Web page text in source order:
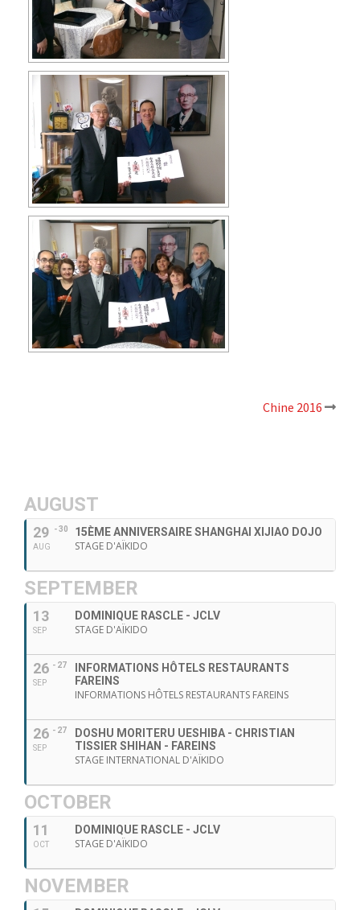
Chine 2016
AUGUST
29
AUG
- 30 15ÈME ANNIVERSAIRE SHANGHAI XIJIAO DOJO
STAGE D'AÏKIDO
SEPTEMBER
13
SEP
DOMINIQUE RASCLE - JCLV
STAGE D'AÏKIDO
26
SEP
- 27
INFORMATIONS HÔTELS RESTAURANTS
FAREINS
INFORMATIONS HÔTELS RESTAURANTS FAREINS
26
SEP
- 27
DOSHU MORITERU UESHIBA - CHRISTIAN
TISSIER SHIHAN - FAREINS
STAGE INTERNATIONAL D'AÏKIDO
OCTOBER
11
OCT
DOMINIQUE RASCLE - JCLV
STAGE D'AÏKIDO
NOVEMBER